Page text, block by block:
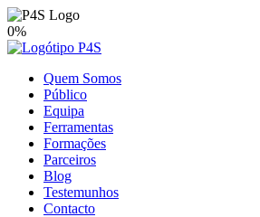
0%
Quem Somos
Público
Equipa
Ferramentas
Formações
Parceiros
Blog
Testemunhos
Contacto